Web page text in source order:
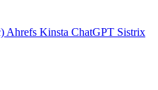
Ahrefs Kinsta ChatGPT Sistrix